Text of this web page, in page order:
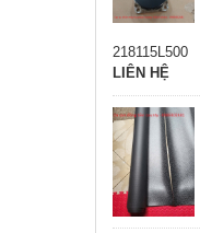
218115L500
LIÊN HỆ